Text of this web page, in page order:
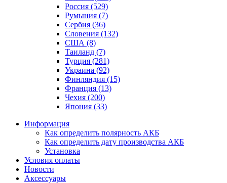
Россия (529)
Румыния (7)
Сербия (36)
Словения (132)
США (8)
Таиланд (7)
Турция (281)
Украина (92)
Финляндия (15)
Франция (13)
Чехия (200)
Япония (33)
Информация
Как определить полярность АКБ
Как определить дату производства АКБ
Установка
Условия оплаты
Новости
Аксессуары